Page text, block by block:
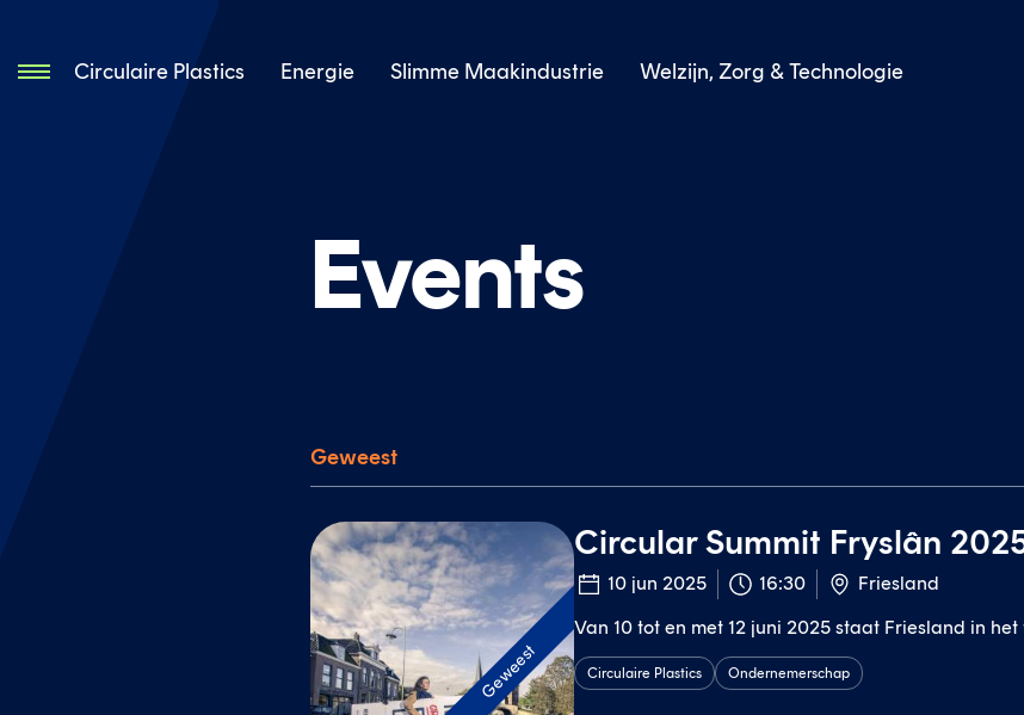
Circulaire Plastics Energie Slimme Maakindustrie Welzijn, Zorg & Technologie
Events
Geweest
Geweest
Circular Summit Fryslân
10 jun 2025 16:30
Friesland
Van 10 tot en met 12 juni 2025 staat Friesland in
Circulaire Plastics Ondernemerschap